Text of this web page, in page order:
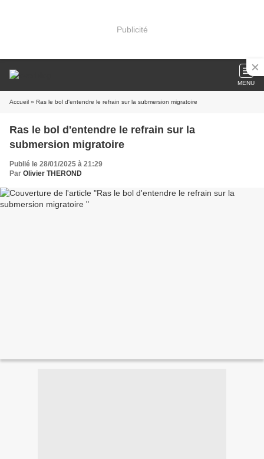
Publicité
MENU
Accueil » Ras le bol d'entendre le refrain sur la submersion migratoire
Ras le bol d'entendre le refrain sur la
submersion migratoire
Publié le 28/01/2025 à 21:29
Par Olivier THEROND